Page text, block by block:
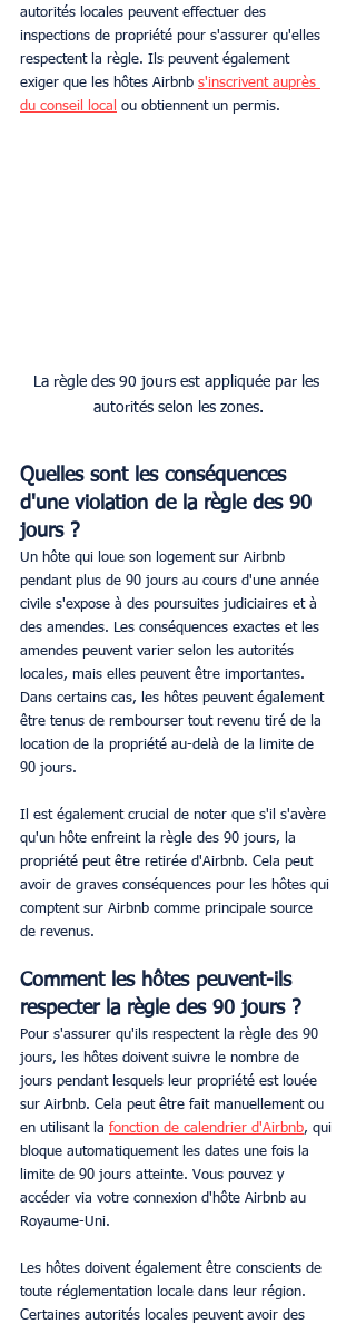
autorités locales peuvent effectuer des
inspections de propriété pour s'assurer qu'elles
respectent la règle. Ils peuvent également
exiger que les hôtes Airbnb s'inscrivent auprès
du conseil local
ou obtiennent un permis.
La règle des 90 jours est appliquée par les
autorités selon les zones.
Quelles sont les conséquences
d'une violation de la règle des 90
jours ?
Un hôte qui loue son logement sur Airbnb
pendant plus de 90 jours au cours d'une année
civile s'expose à des poursuites judiciaires et à
des amendes. Les conséquences exactes et les
amendes peuvent varier selon les autorités
locales, mais elles peuvent être importantes.
Dans certains cas, les hôtes peuvent également
être tenus de rembourser tout revenu tiré de la
location de la propriété au-delà de la limite de
90 jours.
Il est également crucial de noter que s'il s'avère
qu'un hôte enfreint la règle des 90 jours, la
propriété peut être retirée d'Airbnb. Cela peut
avoir de graves conséquences pour les hôtes qui
comptent sur Airbnb comme principale source
de revenus.
Comment les hôtes peuvent-ils
respecter la règle des 90 jours ?
Pour s'assurer qu'ils respectent la règle des 90
jours, les hôtes doivent suivre le nombre de
jours pendant lesquels leur propriété est louée
sur Airbnb. Cela peut être fait manuellement ou
en utilisant la fonction de calendrier d'Airbnb, qui
bloque automatiquement les dates une fois la
limite de 90 jours atteinte. Vous pouvez y
accéder via votre connexion d'hôte Airbnb au
Royaume-Uni.
Les hôtes doivent également être conscients de
toute réglementation locale dans leur région.
Certaines autorités locales peuvent avoir des